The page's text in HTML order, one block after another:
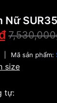
Mã sản phẩm:
size
tự: